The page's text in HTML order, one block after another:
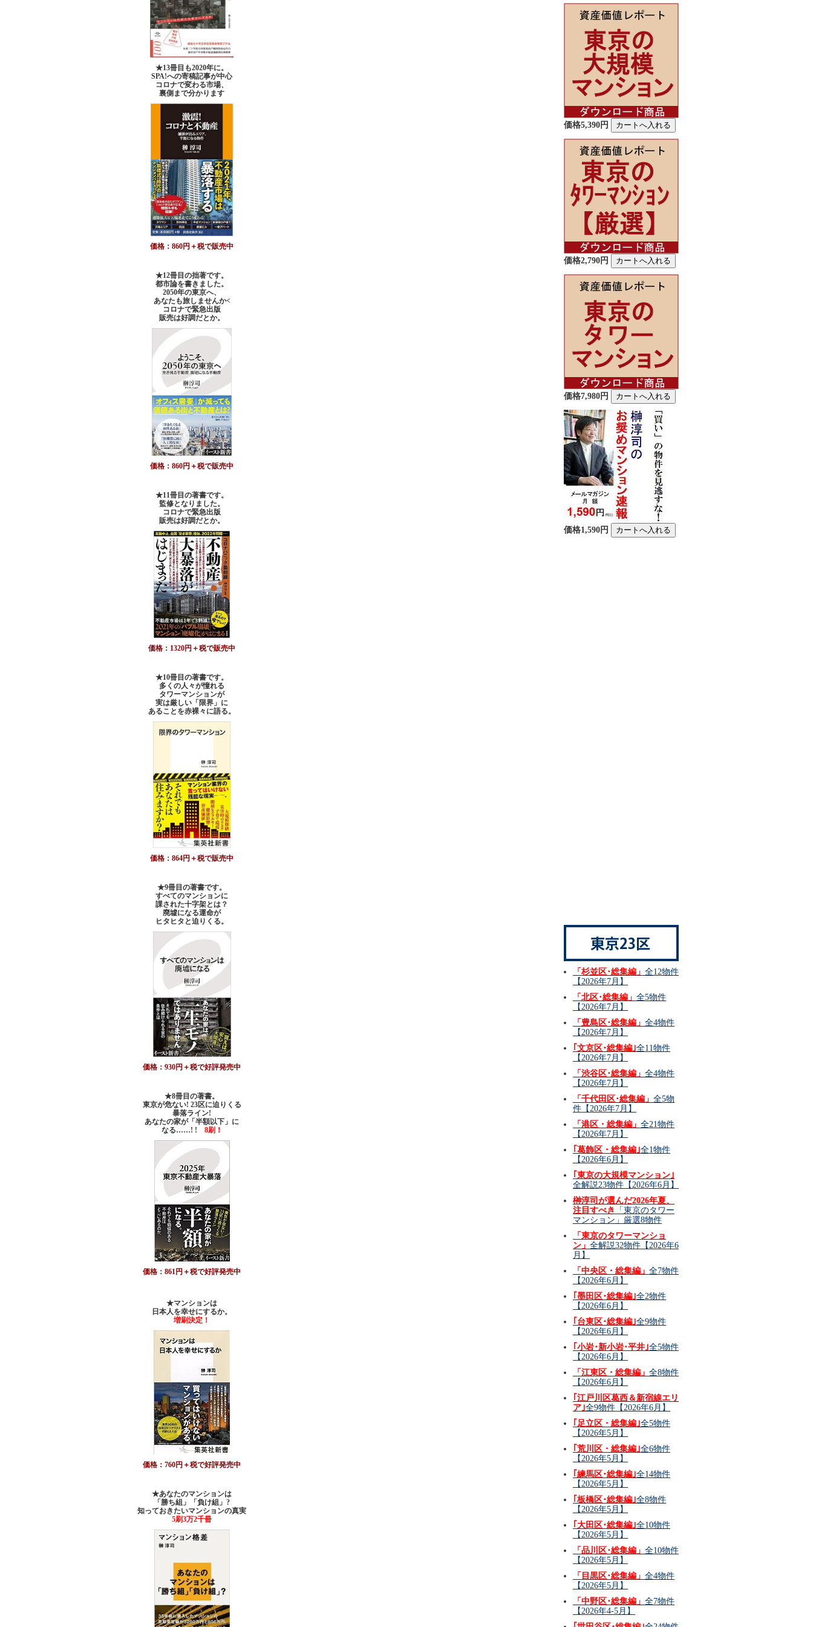
★13冊目も2020年に。
SPA!への寄稿記事が中心
コロナで変わる市場、
裏側まで分かります
価格：860円＋税で販売中
★12冊目の拙著です。
都市論を書きました。
2050年の東京へ、
あなたも旅しませんか<
コロナで緊急出版
販売は好調だとか。
価格：860円＋税で販売中
★11冊目の著書です。
監修となりました。
コロナで緊急出版
販売は好調だとか。
価格：1320円＋税で販売中
★10冊目の著書です。
多くの人々が憧れる
タワーマンションが
実は厳しい「限界」に
あることを赤裸々に語る。
価格：864円＋税で販売中
★9冊目の著書です。
すべてのマンションに
課された十字架とは？
廃墟になる運命が
ヒタヒタと迫りくる。
価格：930円＋税で好評発売中
★8冊目の著書。
東京が危ない! 23区に迫りくる
暴落ライン!
あなたの家が「半額以下」に
なる……! ! 8刷！
価格：861円＋税で好評発売中
★マンションは
日本人を幸せにするか。
増刷決定！
価格：760円＋税で好評発売中
★あなたのマンションは
「勝ち組」「負け組」?
知っておきたいマンションの真実
5刷3万2千冊
価格5,390円
価格2,790円
価格7,980円
価格1,590円
「杉並区･総集編」 全12物件
【2026年7月】
「北区･総集編」 全5物件
【2026年7月】
「豊島区･総集編」 全4物件
【2026年7月】
｢文京区･総集編｣全11物件
【2026年7月】
「渋谷区･総集編」 全4物件
【2026年7月】
「千代田区･総集編」 全5物
件【2026年7月】
「港区・総集編」 全21物件
【2026年7月】
｢葛飾区・総集編｣全1物件
【2026年6月】
｢東京の大規模マンション｣
全解説23物件【2026年6月】
榊淳司が選んだ2026年夏、
注目すべき
「東京のタワー
マンション」厳選8物件
「東京のタワーマンショ
ン」 全解説32物件【2026年6
月】
「中央区・総集編」 全7物件
【2026年6月】
｢墨田区･総集編｣全2物件
【2026年6月】
｢台東区･総集編｣全9物件
【2026年6月】
｢小岩･新小岩･平井｣全5物件
【2026年6月】
「江東区・総集編」 全8物件
【2026年6月】
｢江戸川区葛西＆新宿線エリ
ア｣全9物件【2026年6月】
｢足立区・総集編｣全5物件
【2026年5月】
｢荒川区・総集編｣全6物件
【2026年5月】
｢練馬区･総集編｣全14物件
【2026年5月】
｢板橋区･総集編｣全8物件
【2026年5月】
｢大田区･総集編｣全10物件
【2026年5月】
「品川区･総集編」 全10物件
【2026年5月】
「目黒区･総集編」 全4物件
【2026年5月】
「中野区･総集編」 全7物件
【2026年4-5月】